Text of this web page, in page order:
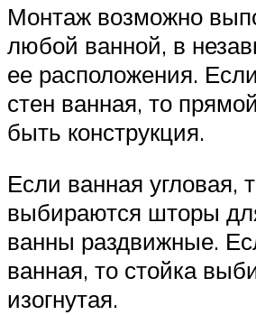
Монтаж возможно
любой ванной, в
ее расположения.
стен ванная, то
быть конструкция.
Если ванная угловая,
выбираются шторы
ванны раздвижные.
ванная, то стойка
изогнутая.